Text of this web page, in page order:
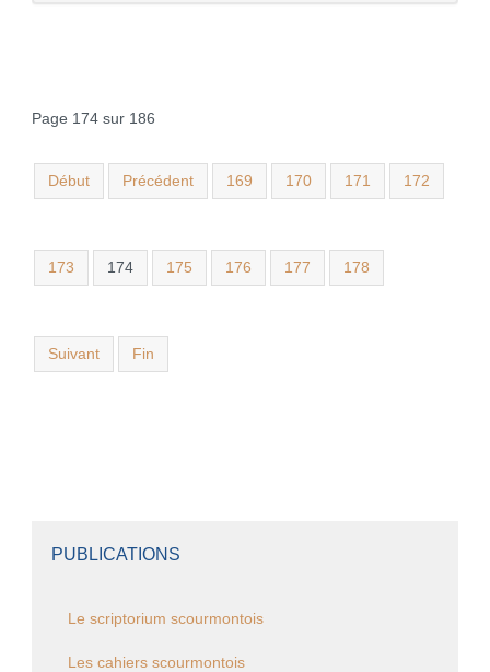
Page 174 sur 186
Début Précédent 169 170 171 172
173 174 175 176 177 178
Suivant Fin
PUBLICATIONS
Le scriptorium scourmontois
Les cahiers scourmontois